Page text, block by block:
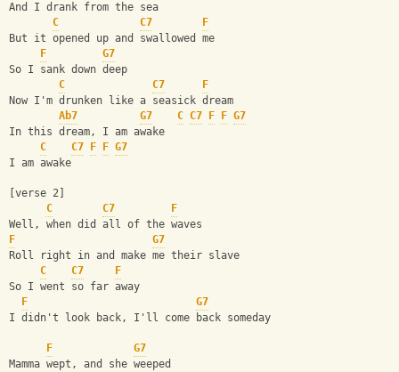
And I drank from the sea
C
C7
F
But it opened up and swallowed me
F
G7
So I sank down deep
C
C7
F
Now I'm drunken like a seasick dream
Ab7
G7 C C7 F F G7
In this dream, I am awake
C
C7 F F G7
I am awake
[verse 2]
C
C7
F
Well, when did all of the waves
F
G7
Roll right in and make me their slave
C
C7
F
So I went so far away
F
G7
I didn't look back, I'll come back someday
F
G7
Mamma wept, and she weeped